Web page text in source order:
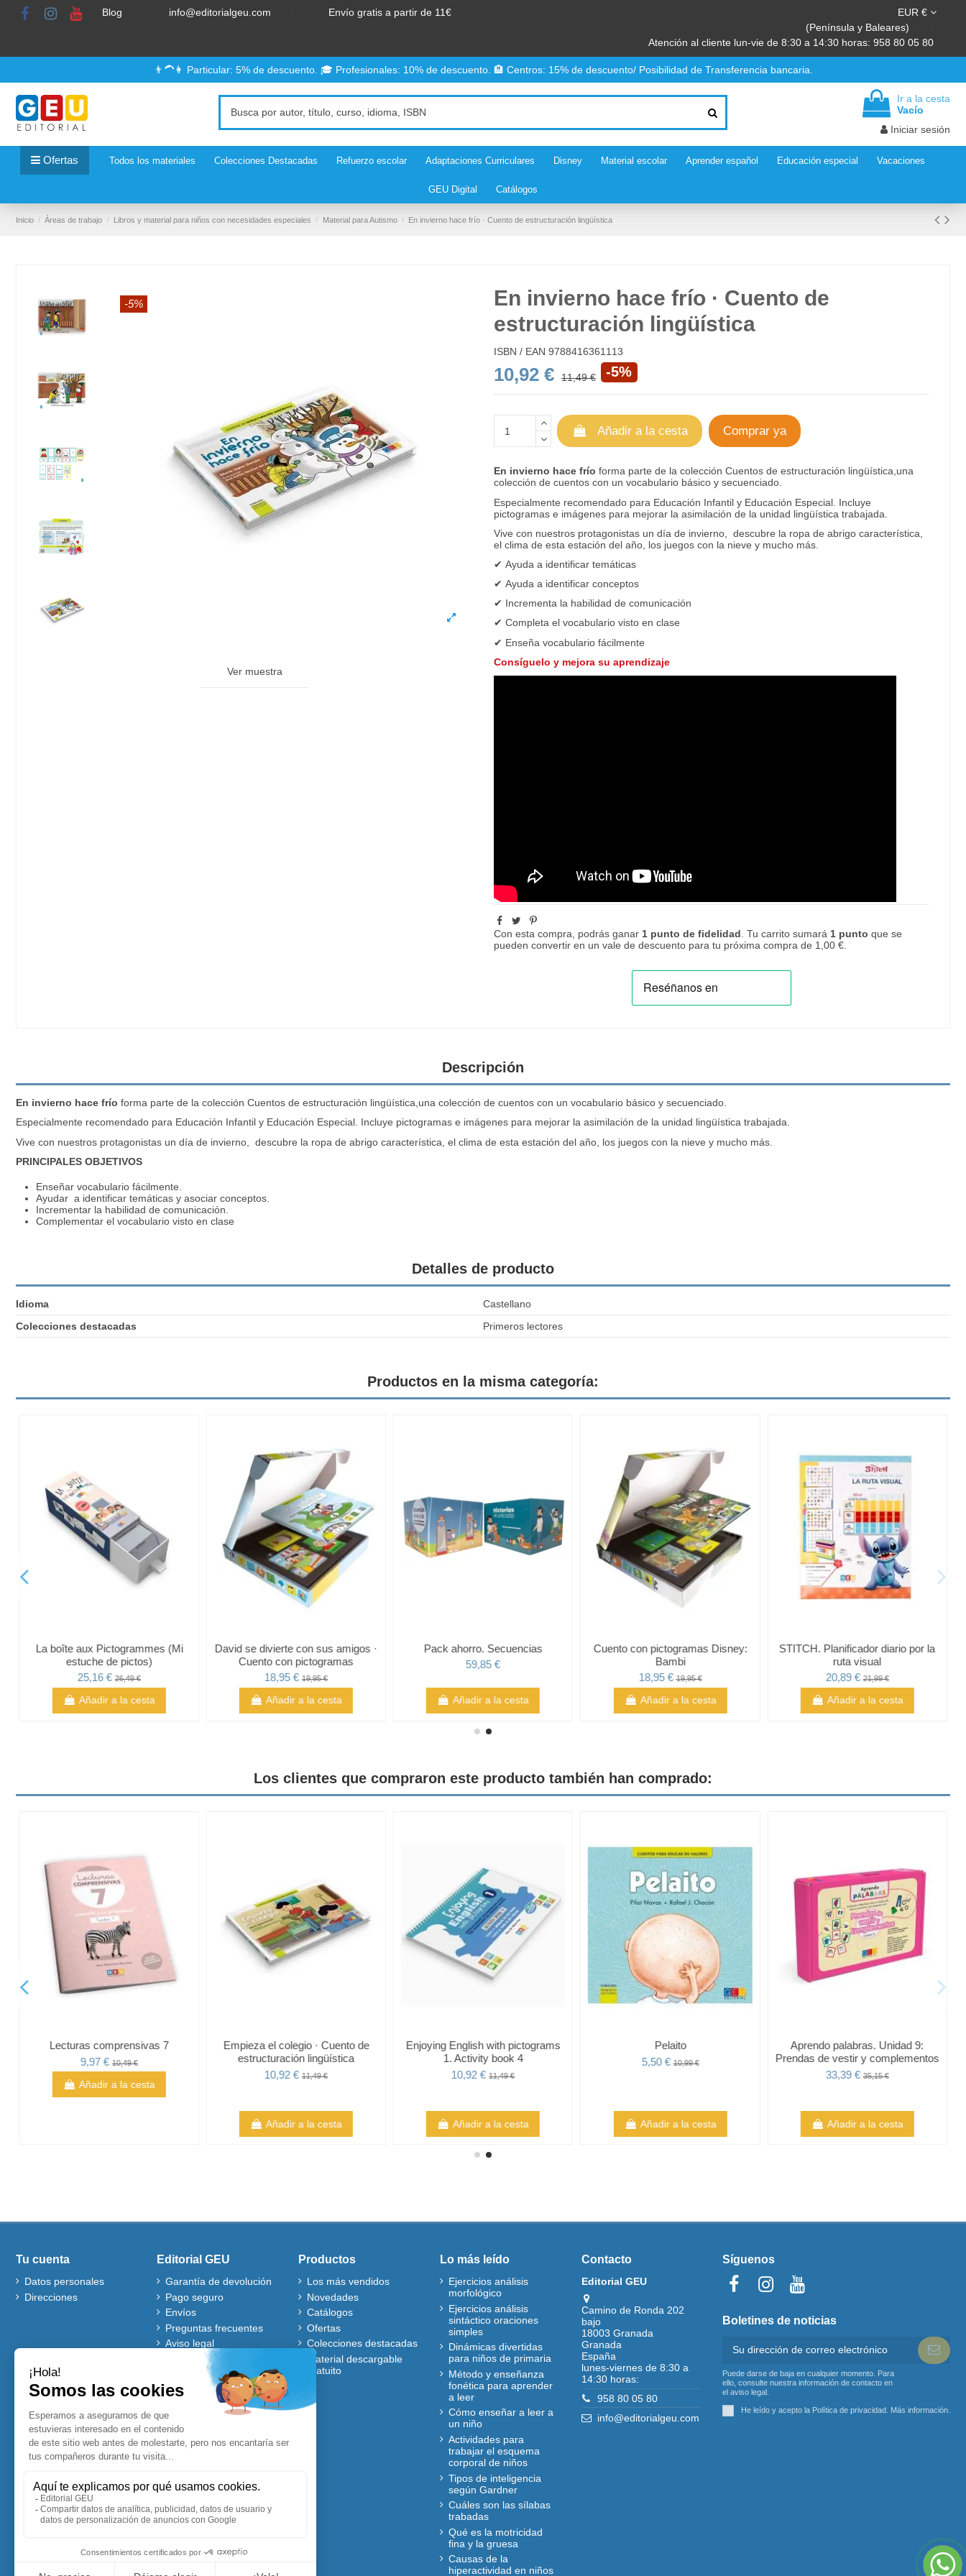
Blog info@editorialgeu.com Envío gratis a partir de 11€
EUR €
(Península y Baleares)
Atención al cliente lun-vie de 8:30 a 14:30 horas: 958 80 05 80
👨‍🦱👩 Particular: 5% de descuento. 🎓 Profesionales: 10% de descuento. 🏨 Centros: 15% de descuento/ Posibilidad de Transferencia bancaria.
Ir a la cesta
Vacío
Iniciar sesión
Ofertas Todos los materiales Colecciones Destacadas Refuerzo escolar Adaptaciones Curriculares Disney Material escolar Aprender español Educación especial Vacaciones
GEU Digital Catálogos
Inicio Áreas de trabajo Libros y material para niños con necesidades especiales Material para Autismo En invierno hace frío · Cuento de estructuración lingüística
-5%
Ver muestra
En invierno hace frío · Cuento de
estructuración lingüística
ISBN / EAN 9788416361113
10,92 € 11,49 € -5%
Añadir a la cesta Comprar ya
En invierno hace frío forma parte de la colección Cuentos de estructuración lingüística,una
colección de cuentos con un vocabulario básico y secuenciado.
Especialmente recomendado para Educación Infantil y Educación Especial. Incluye
pictogramas e imágenes para mejorar la asimilación de la unidad lingüística trabajada.
Vive con nuestros protagonistas un día de invierno, descubre la ropa de abrigo característica,
el clima de esta estación del año, los juegos con la nieve y mucho más.
✔ Ayuda a identificar temáticas
✔ Ayuda a identificar conceptos
✔ Incrementa la habilidad de comunicación
✔ Completa el vocabulario visto en clase
✔ Enseña vocabulario fácilmente
Consíguelo y mejora su aprendizaje
Con esta compra, podrás ganar 1punto de fidelidad . Tu carrito sumará 1punto que se
pueden convertir en un vale de descuento para tu próxima compra de 1,00 €.
Descripción
En invierno hace frío forma parte de la colección Cuentos de estructuración lingüística,una colección de cuentos con un vocabulario básico y secuenciado.
Especialmente recomendado para Educación Infantil y Educación Especial. Incluye pictogramas e imágenes para mejorar la asimilación de la unidad lingüística trabajada.
Vive con nuestros protagonistas un día de invierno, descubre la ropa de abrigo característica, el clima de esta estación del año, los juegos con la nieve y mucho más.
PRINCIPALES OBJETIVOS
Enseñar vocabulario fácilmente.
Ayudar a identificar temáticas y asociar conceptos.
Incrementar la habilidad de comunicación.
Complementar el vocabulario visto en clase
Detalles de producto
Idioma
Castellano
Colecciones destacadas
Primeros lectores
Productos en la misma categoría:
La boîte aux Pictogrammes (Mi
estuche de pictos)
25,16 €26,49 €
Añadir a la cesta
David se divierte con sus amigos ·
Cuento con pictogramas
18,95 € 19,95 €
Añadir a la cesta
Pack ahorro. Secuencias
59,85 €
Añadir a la cesta
Cuento con pictogramas Disney:
Bambi
18,95 €19,95 €
Añadir a la cesta
STITCH. Planificador diario por la
ruta visual
20,89 €21,99 €
Añadir a la cesta
Los clientes que compraron este producto también han comprado:
Lecturas comprensivas 7
9,97 €10,49 €
Añadir a la cesta
Empieza el colegio · Cuento de
estructuración lingüística
10,92 € 11,49 €
Añadir a la cesta
Enjoying English with pictograms
1. Activity book 4
10,92 €11,49 €
Añadir a la cesta
Pelaito
5,50 €10,99 €
Añadir a la cesta
Aprendo palabras. Unidad 9:
Prendas de vestir y complementos
33,39 €35,15 €
Añadir a la cesta
Tu cuenta
Datos personales
Direcciones
Editorial GEU
Garantía de devolución
Pago seguro
Envíos
Preguntas frecuentes
Aviso legal
Quiénes somos
Política de cookies
Autores
Ventajas de comprar en
nuestra web
Cuentos Disney
Accesibles para Todos
Planificadores y
Lecturas comprensivas
Blog
Productos
Los más vendidos
Novedades
Catálogos
Ofertas
Colecciones destacadas
Material descargable
gratuito
Lo más leído
Ejercicios análisis
morfológico
Ejercicios análisis
sintáctico oraciones
simples
Dinámicas divertidas
para niños de primaria
Método y enseñanza
fonética para aprender
a leer
Cómo enseñar a leer a
un niño
Actividades para
trabajar el esquema
corporal de niños
Tipos de inteligencia
según Gardner
Cuáles son las sílabas
trabadas
Qué es la motricidad
fina y la gruesa
Causas de la
hiperactividad en niños
Contacto
Editorial GEU
Camino de Ronda 202
bajo
18003 Granada
Granada
España
lunes-viernes de 8:30 a
14:30 horas:
958 80 05 80
info@editorialgeu.com
Síguenos
Boletines de noticias
Puede darse de baja en cualquier momento. Para
ello, consulte nuestra información de contacto en
el aviso legal.
He leído y acepto la Política de privacidad. Más información